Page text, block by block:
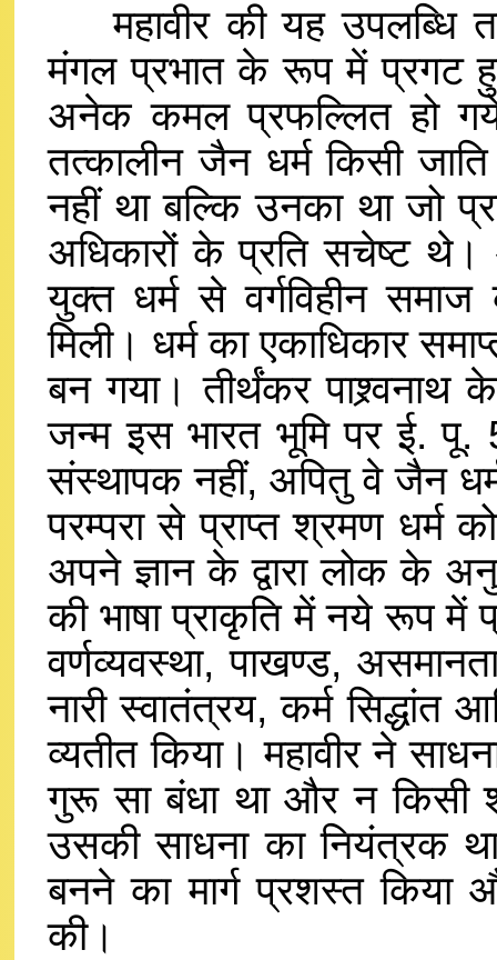
महावीर की यह उपलब्धि
मंगल प्रभात के रूप में प्रगट
अनेक कमल प्रफल्लित हो
तत्कालीन जैन धर्म किसी जाति
नहीं था बल्कि उनका था जो
अधिकारों के प्रति सचेष्ट
युक्त धर्म से वर्गविहीन
मिली। धर्म का एकाधिकार
बन गया। तीर्थंकर पाश्र्वनाथ
जन्म इस भारत भूमि पर ई.
संस्थापक नहीं, अपितु वे जैन
परम्परा से प्राप्त श्रमण धर्म
अपने ज्ञान के द्वारा लोक के
की भाषा प्राकृति में नये रूप में
वर्णव्यवस्था, पाखण्ड,
नारी स्वातंत्रय, कर्म
व्यतीत किया। महावीर ने
गुरू सा बंधा था और न किसी
उसकी साधना का नियंत्रक
बनने का मार्ग प्रशस्त किया
की।